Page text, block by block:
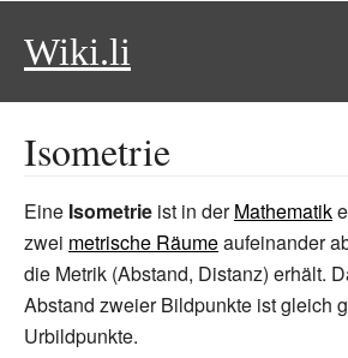
Wiki.li
Isometrie
Eine Isometrie ist in derMathematik
zwei metrische Räumeaufeinander
die Metrik (Abstand, Distanz) erhält.
Abstand zweier Bildpunkte ist gleich
Urbildpunkte.